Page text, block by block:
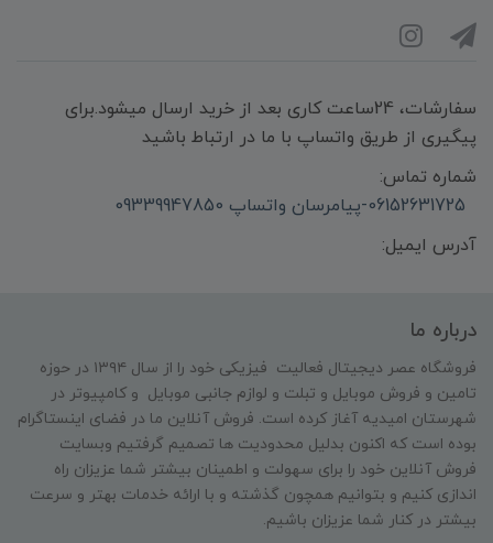
سفارشات، 24ساعت کاری بعد از خرید ارسال میشود.برای
پیگیری از طریق واتساپ با ما در ارتباط باشید
شماره تماس:
06152631725-پیامرسان واتساپ 09339947850
آدرس ایمیل:
درباره ما
فروشگاه عصر دیجیتال فعالیت فیزیکی خود را از سال ۱۳۹۴ در حوزه
تامین و‌ فروش موبایل و تبلت و لوازم جانبی موبایل و کامپیوتر در
شهرستان امیدیه آغاز کرده است. فروش آنلاین ما در فضای اینستاگرام
بوده است که اکنون بدلیل محدودیت ها تصمیم گرفتیم وبسایت
فروش آنلاین خود را برای سهولت و اطمینان بیشتر شما عزیزان راه
اندازی کنیم و بتوانیم همچون گذشته و با ارائه خدمات بهتر و سرعت
بیشتر در کنار شما عزیزان باشیم.